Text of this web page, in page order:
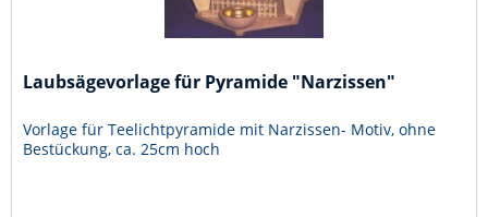
Laubsägevorlage für Pyramide "Narzissen"
Vorlage für Teelichtpyramide mit Narzissen- Motiv, ohne
Bestückung, ca. 25cm hoch